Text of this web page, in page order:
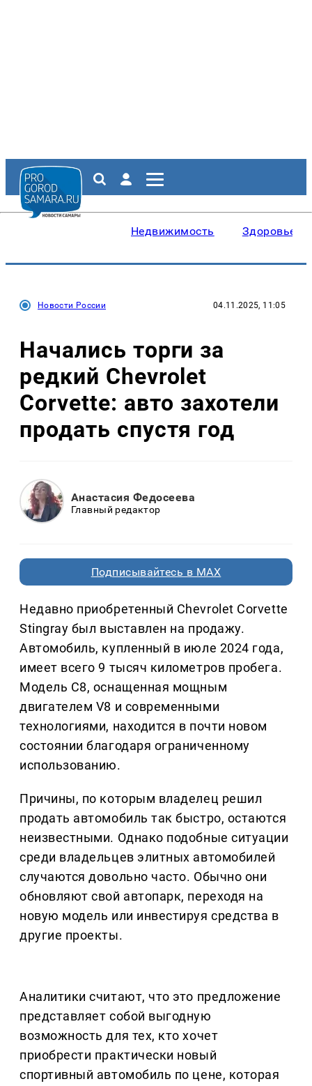
Недвижимость Здоровье
Новости России 04.11.2025, 11:05
Начались торги за
редкий Chevrolet
Corvette: авто захотели
продать спустя год
Анастасия Федосеева
Главный редактор
Подписывайтесь в MAX
Недавно приобретенный Chevrolet Corvette
Stingray был выставлен на продажу.
Автомобиль, купленный в июле 2024 года,
имеет всего 9 тысяч километров пробега.
Модель C8, оснащенная мощным
двигателем V8 и современными
технологиями, находится в почти новом
состоянии благодаря ограниченному
использованию.
Причины, по которым владелец решил
продать автомобиль так быстро, остаются
неизвестными. Однако подобные ситуации
среди владельцев элитных автомобилей
случаются довольно часто. Обычно они
обновляют свой автопарк, переходя на
новую модель или инвестируя средства в
другие проекты.
Аналитики считают, что это предложение
представляет собой выгодную
возможность для тех, кто хочет
приобрести практически новый
спортивный автомобиль по цене, которая